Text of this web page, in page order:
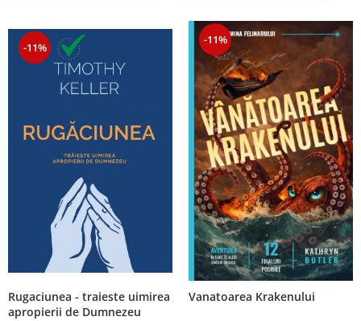
-11%
Rugaciunea - traieste uimirea
apropierii de Dumnezeu
-11%
Vanatoarea Krakenului